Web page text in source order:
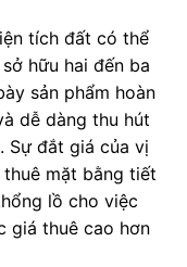
tích đất có thể
hữu hai đến ba
sản phẩm hoàn
dễ dàng thu hút
Sự đắt giá của vị
mặt bằng tiết
lồ cho việc
giá thuê cao hơn